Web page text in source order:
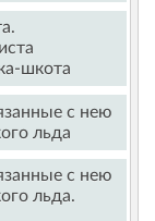
шкота
с нею
льда
с нею
льда.